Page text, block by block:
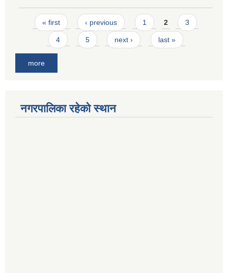
Pages
« first ‹ previous 1 2 3
4 5 next › last »
more
नगरपालिका रहेको स्थान